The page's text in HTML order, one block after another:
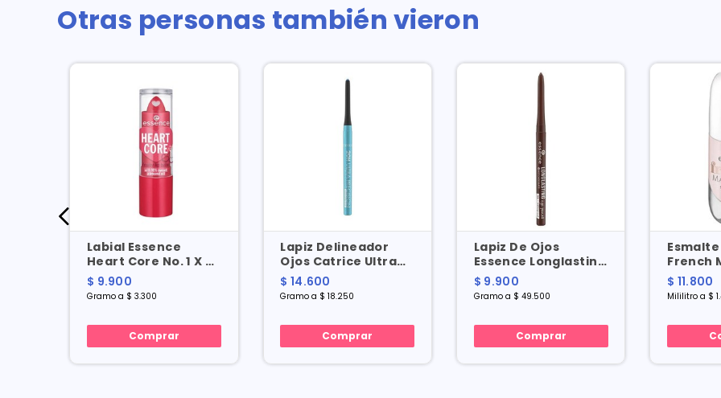
Otras personas también vieron
Labial Essence
Heart Core No. 1 X 3
Gr
$ 9.900
Gramo a $ 3.300
Comprar
Lapiz Delineador
Ojos Catrice Ultra
Gel 20h Waterproof
X 0.8 Gr
$ 14.600
Gramo a $ 18.250
Comprar
Lapiz De Ojos
Essence Longlasting
02 Hot Chocolate X
0.2 Gr
$ 9.900
Gramo a $ 49.500
Comprar
French
1 X 8 Ml
$ 11.800
Mililitro a $